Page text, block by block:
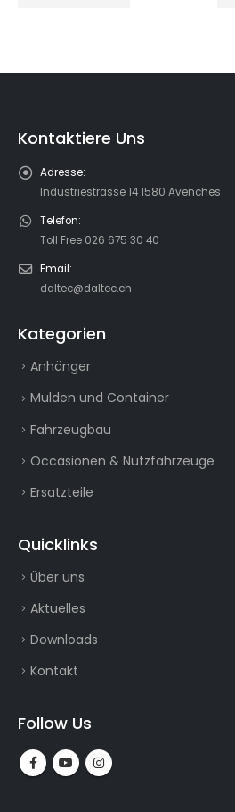
Kontaktiere Uns
Adresse:
Industriestrasse 14 1580 Avenches
Telefon:
Toll Free 026 675 30 40
Email:
daltec@daltec.ch
Kategorien
Anhänger
Mulden und Container
Fahrzeugbau
Occasionen & Nutzfahrzeuge
Ersatzteile
Quicklinks
Über uns
Aktuelles
Downloads
Kontakt
Follow Us